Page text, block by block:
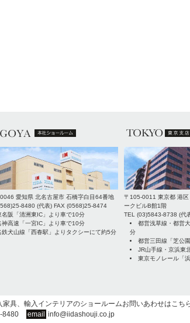
愛知県 北名古屋市 石橋字白目64番地
8480 (代表) FAX (0568)25-8474
名阪「清洲東IC」より車で10分
神高速「一宮IC」より車で10分
鉄犬山線「西春駅」よりタクシーにて約5分
〒 105-0011 東京都 港区
ークビルB館1階
TEL (03)5843-8738 (代
都営浅草線・都営
分
都営三田線「芝公
JR山手線・京浜東
東京モノレール「
家具、輸入インテリアのショールームお問いあわせはこち
8480 email info@iidashouji.co.jp